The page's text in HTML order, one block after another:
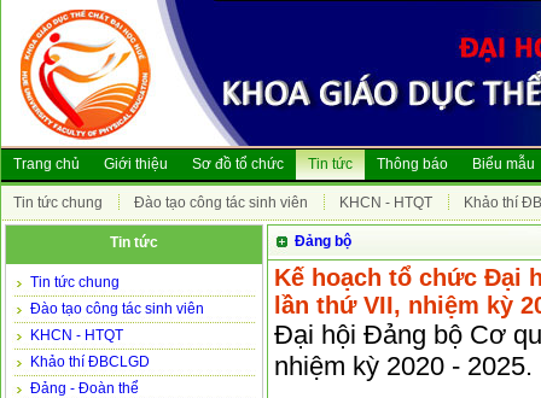
Trang chủ Giới thiệu Sơ đồ tổ chức Tin tức
Tin tức chung Đào tạo công tác sinh viên KHCN - HTQT Khảo thí
Thông báo Biểu mẫu
Tin tức
Tin tức chung
Đào tạo công tác sinh viên
KHCN - HTQT
Khảo thí ĐBCLGD
Đảng - Đoàn thể
Đảng bộ
Kế hoạch tổ chức Đại
lần thứ VII, nhiệm kỳ
Đại hội Đảng bộ Cơ
nhiệm kỳ 2020 - 2025.